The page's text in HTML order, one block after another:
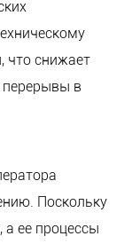
что снижает
перерывы в
Поскольку
ее процессы